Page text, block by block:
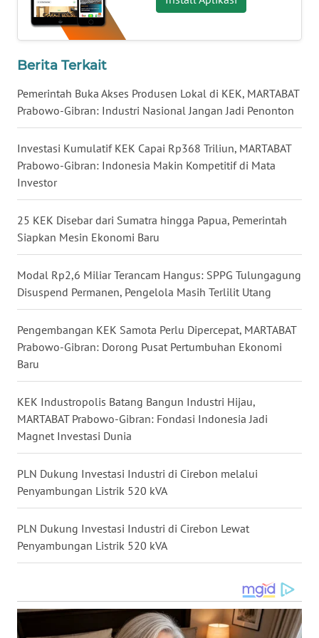
Berita Terkait
Pemerintah Buka Akses Produsen Lokal di KEK, MARTABAT
Prabowo-Gibran: Industri Nasional Jangan Jadi Penonton
Investasi Kumulatif KEK Capai Rp368 Triliun, MARTABAT
Prabowo-Gibran: Indonesia Makin Kompetitif di Mata
Investor
25 KEK Disebar dari Sumatra hingga Papua, Pemerintah
Siapkan Mesin Ekonomi Baru
Modal Rp2,6 Miliar Terancam Hangus: SPPG Tulungagung
Disuspend Permanen, Pengelola Masih Terlilit Utang
Pengembangan KEK Samota Perlu Dipercepat, MARTABAT
Prabowo-Gibran: Dorong Pusat Pertumbuhan Ekonomi
Baru
KEK Industropolis Batang Bangun Industri Hijau,
MARTABAT Prabowo-Gibran: Fondasi Indonesia Jadi
Magnet Investasi Dunia
PLN Dukung Investasi Industri di Cirebon melalui
Penyambungan Listrik 520 kVA
PLN Dukung Investasi Industri di Cirebon Lewat
Penyambungan Listrik 520 kVA
SUMBAR
SUMSEL
WN
LAMPUNG
WN
JATENG
WN
NUSANTARA
WN
JOGJA
WN
JATIM
WN
BALI
WN
WN